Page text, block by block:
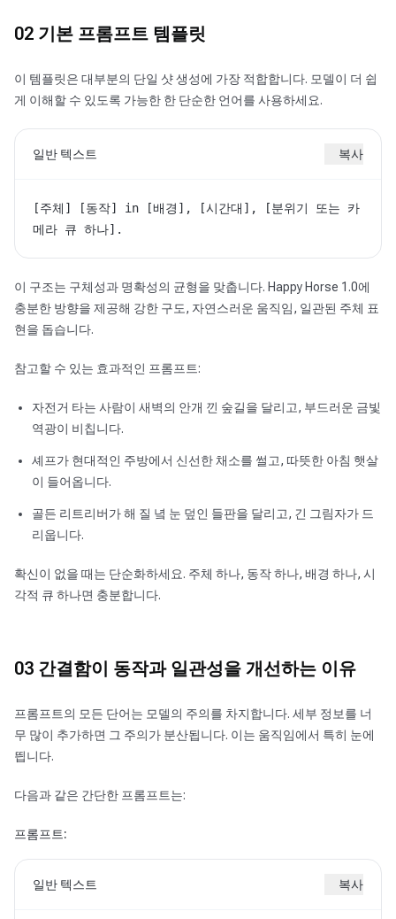
02 기본 프롬프트 템플릿
이 템플릿은 대부분의 단일 샷 생성에 가장 적합합니다. 모델이 더 쉽
게 이해할 수 있도록 가능한 한 단순한 언어를 사용하세요.
일반 텍스트 복사
[주체] [동작] in [배경], [시간대], [분위기 또는 카
메라 큐 하나].
이 구조는 구체성과 명확성의 균형을 맞춥니다. Happy Horse 1.0에
충분한 방향을 제공해 강한 구도, 자연스러운 움직임, 일관된 주체 표
현을 돕습니다.
참고할 수 있는 효과적인 프롬프트:
자전거 타는 사람이 새벽의 안개 낀 숲길을 달리고, 부드러운 금빛
역광이 비칩니다.
셰프가 현대적인 주방에서 신선한 채소를 썰고, 따뜻한 아침 햇살
이 들어옵니다.
골든 리트리버가 해 질 녘 눈 덮인 들판을 달리고, 긴 그림자가 드
리웁니다.
확신이 없을 때는 단순화하세요. 주체 하나, 동작 하나, 배경 하나, 시
각적 큐 하나면 충분합니다.
03 간결함이 동작과 일관성을 개선하는 이유
프롬프트의 모든 단어는 모델의 주의를 차지합니다. 세부 정보를 너
무 많이 추가하면 그 주의가 분산됩니다. 이는 움직임에서 특히 눈에
띕니다.
다음과 같은 간단한 프롬프트는:
프롬프트:
일반 텍스트 복사